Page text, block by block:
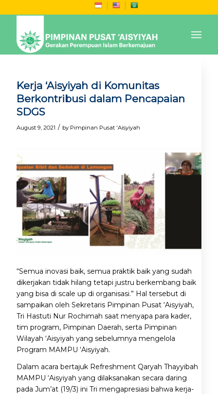
Kerja ‘Aisyiyah di Komunitas
Berkontribusi dalam Pencapaian
SDGS
August 9, 2021 / by Pimpinan Pusat 'Aisyiyah
“Semua inovasi baik, semua praktik baik yang sudah
dikerjakan tidak hilang tetapi justru berkembang baik
yang bisa di scale up di organisasi.” Hal tersebut di
sampaikan oleh Sekretaris Pimpinan Pusat ‘Aisyiyah,
Tri Hastuti Nur Rochimah saat menyapa para kader,
tim program, Pimpinan Daerah, serta Pimpinan
Wilayah ‘Aisyiyah yang sebelumnya mengelola
Program MAMPU ‘Aisyiyah.
Dalam acara bertajuk Refreshment Qaryah Thayyibah
MAMPU ‘Aisyiyah yang dilaksanakan secara daring
pada Jum’at (19/3) ini Tri mengapresiasi bahwa kerja-